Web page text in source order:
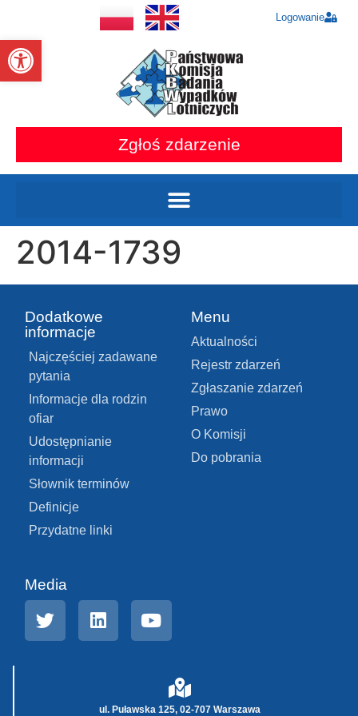
Otwórz pasek narzędzi
Logowanie
Zgłoś zdarzenie
2014-1739
Dodatkowe
informacje
Najczęściej zadawane
pytania
Informacje dla rodzin
ofiar
Udostępnianie
informacji
Słownik terminów
Definicje
Przydatne linki
Menu
Aktualności
Rejestr zdarzeń
Zgłaszanie zdarzeń
Prawo
O Komisji
Do pobrania
Media
ul. Puławska 125, 02-707 Warszawa